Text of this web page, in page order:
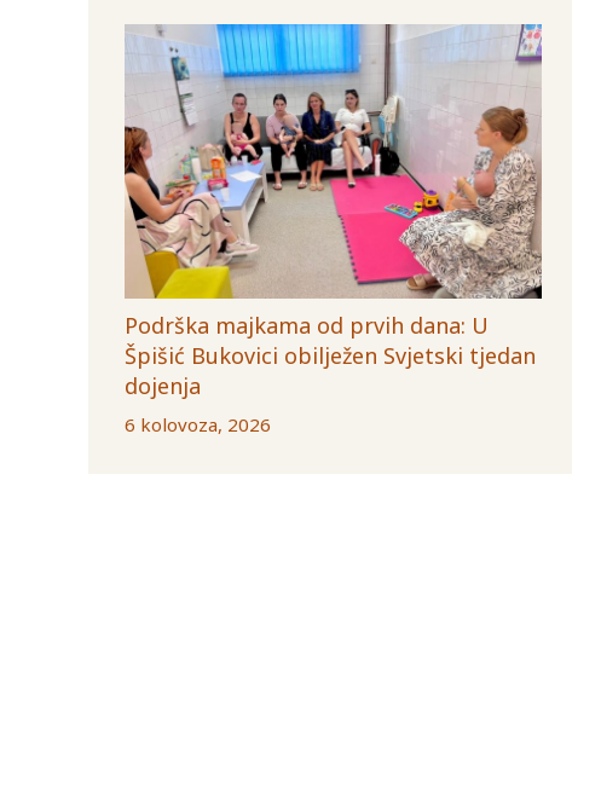
Podrška majkama od prvih dana: U
Špišić Bukovici obilježen Svjetski tjedan
dojenja
6 kolovoza, 2026